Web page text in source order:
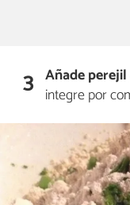
3 Añade
integre por